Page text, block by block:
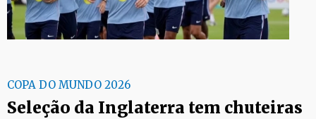
COPA DO MUNDO 2026
Seleção da Inglaterra tem chuteiras